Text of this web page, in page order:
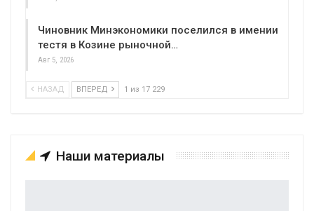
Чиновник Минэкономики поселился в имении
тестя в Козине рыночной…
Авг 5, 2026
НАЗАД ВПЕРЕД 1 из 17 229
Наши материалы